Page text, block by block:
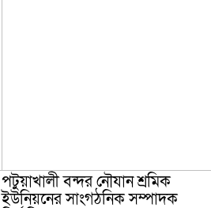
পটুয়াখালী বন্দর নৌযান শ্রমিক
ইউনিয়নের সাংগঠনিক সম্পাদক